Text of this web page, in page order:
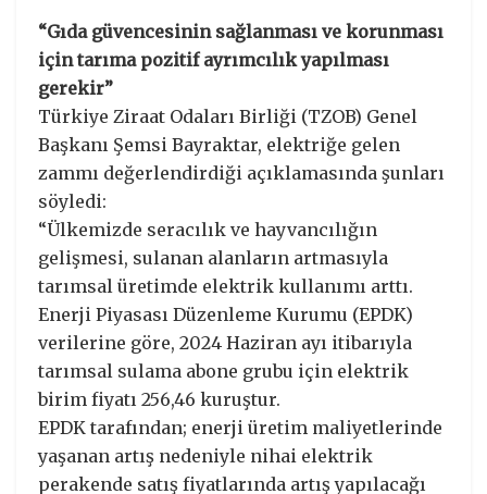
“Gıda güvencesinin sağlanması ve korunması
için tarıma pozitif ayrımcılık yapılması
gerekir”
Türkiye Ziraat Odaları Birliği (TZOB) Genel
Başkanı Şemsi Bayraktar, elektriğe gelen
zammı değerlendirdiği açıklamasında şunları
söyledi:
“Ülkemizde seracılık ve hayvancılığın
gelişmesi, sulanan alanların artmasıyla
tarımsal üretimde elektrik kullanımı arttı.
Enerji Piyasası Düzenleme Kurumu (EPDK)
verilerine göre, 2024 Haziran ayı itibarıyla
tarımsal sulama abone grubu için elektrik
birim fiyatı 256,46 kuruştur.
EPDK tarafından; enerji üretim maliyetlerinde
yaşanan artış nedeniyle nihai elektrik
perakende satış fiyatlarında artış yapılacağı